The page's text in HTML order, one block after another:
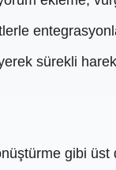
sürekli
gibi